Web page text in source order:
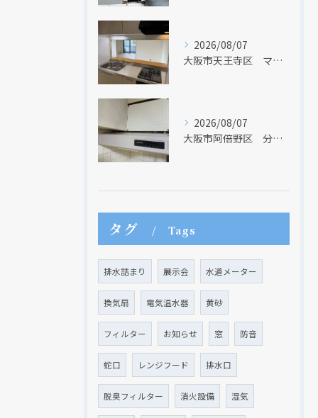
2026/08/07
大阪市天王寺区 マンションのキッチン取替及び内装リフォーム工事 クリナップ
2026/08/07
大阪市阿倍野区 分譲マンションのレンジフード取替リフォーム工事 タカラスタンダード
タグ Tags
排水詰まり 展示会 水道メーター
換気扇 電気温水器 黄砂
フィルター お知らせ 窓 防音
蛇口 レンジフード 排水口
脱臭フィルター 消火設備 湿気